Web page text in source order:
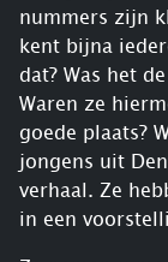
nummers zijn
kent bijna
dat? Was het
Waren ze
goede plaats?
jongens uit
verhaal. Ze
in een